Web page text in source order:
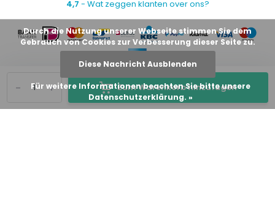
+
- Zum Warenkorb hinzufügen
4,7 - Wat zeggen klanten over ons?
Durch die Nutzung unserer Webseite stimmen Sie dem
Gebrauch von Cookies zur Verbesserung dieser Seite zu.
Diese Nachricht Ausblenden
Für weitere Informationen beachten Sie bitte unsere
Datenschutzerklärung. »